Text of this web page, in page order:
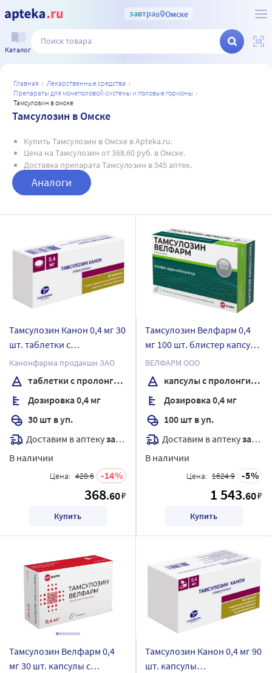
завтрав Омске
Каталог
главная
лекарственные средства
препараты для мочеполовой системы и половые гормоны
тамсулозин в омске
Тамсулозин в Омске
Купить Тамсулозин в Омске в Apteka.ru.
Цена на Тамсулозин от 368.60 руб. в Омске.
Доставка препарата Тамсулозин в 545 аптек.
Аналоги
Тамсулозин Канон 0,4 мг 30
шт. таблетки с
пролонгированным
высвобождением,
покрытые пленочной
оболочкой
Канонфарма продакшн ЗАО
таблетки с пролонгированным высвобождением, покрытые пленочной оболочкой
Дозировка 0,4 мг
30 шт в уп.
Доставим в аптекузавтра
В наличии
Цена: 428.6 14
368.60₽
Купить
Тамсулозин Велфарм 0,4
мг 100 шт. блистер капсулы
с пролонгированным
высвобождением
ВЕЛФАРМ ООО
капсулы с пролонгированным высвобождением
Дозировка 0,4 мг
100 шт в уп.
Доставим в аптекузавтра
В наличии
Цена: 1624.9 5
1 543.60₽
Купить
Тамсулозин Велфарм 0,4
мг 30 шт. капсулы с
Тамсулозин Канон 0,4 мг 90
шт. капсулы